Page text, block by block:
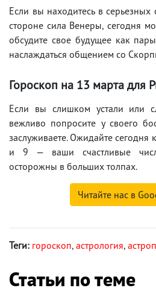
Если вы находитесь в
стороне сила Венеры, сегодня
обсудите свое будущее как
наслаждаться общением со
Гороскоп на 13 марта для
Если вы слишком устали или
вежливо попросите у своего
заслуживаете. Ожидайте сегодня
и 9 — ваши счастливые
осторожны в больших толпах.
Читайте нас в
Теги: гороскоп, астрология,
Статьи по теме